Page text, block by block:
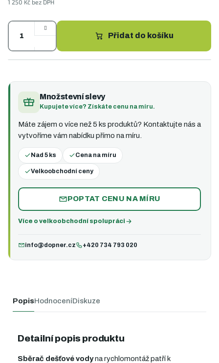
1 250 Kč bez DPH
cena:
Přidat do košíku
Množstevní slevy
Kupujete více? Získáte cenu na míru.
Máte zájem o více než 5 ks produktů? Kontaktujte nás a
vytvoříme vám nabídku přímo na míru.
Nad 5 ks Cena na míru
Velkoobchodní ceny
POPTAT CENU NA MÍRU
Více o velkoobchodní spolupráci
info@dopner.cz +420 734 793 020
PopisHodnoceníDiskuze
Detailní popis produktu
Sběrač dešťové vodyna rychlomontáž patří k